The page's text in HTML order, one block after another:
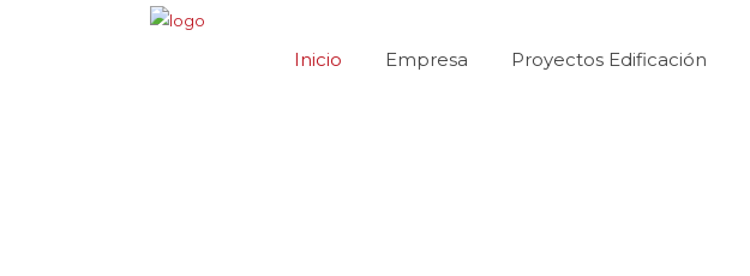
Inicio Empresa Proyectos Edificación